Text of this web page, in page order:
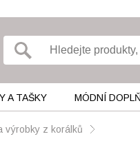
A TAŠKY MÓDNÍ
výrobky z korálků